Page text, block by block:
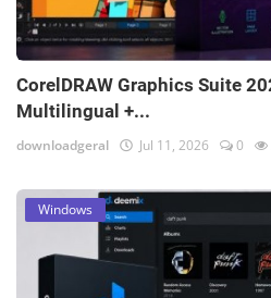
CorelDRAW Graphics Suite
Multilingual +...
downloadgeral Jul 11, 2026 0
Windows